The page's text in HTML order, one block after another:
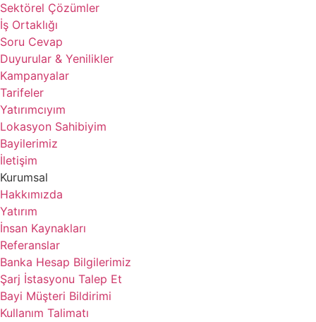
Sektörel Çözümler
İş Ortaklığı
Soru Cevap
Duyurular & Yenilikler
Kampanyalar
Tarifeler
Yatırımcıyım
Lokasyon Sahibiyim
Bayilerimiz
İletişim
Kurumsal
Hakkımızda
Yatırım
İnsan Kaynakları
Referanslar
Banka Hesap Bilgilerimiz
Şarj İstasyonu Talep Et
Bayi Müşteri Bildirimi
Kullanım Talimatı